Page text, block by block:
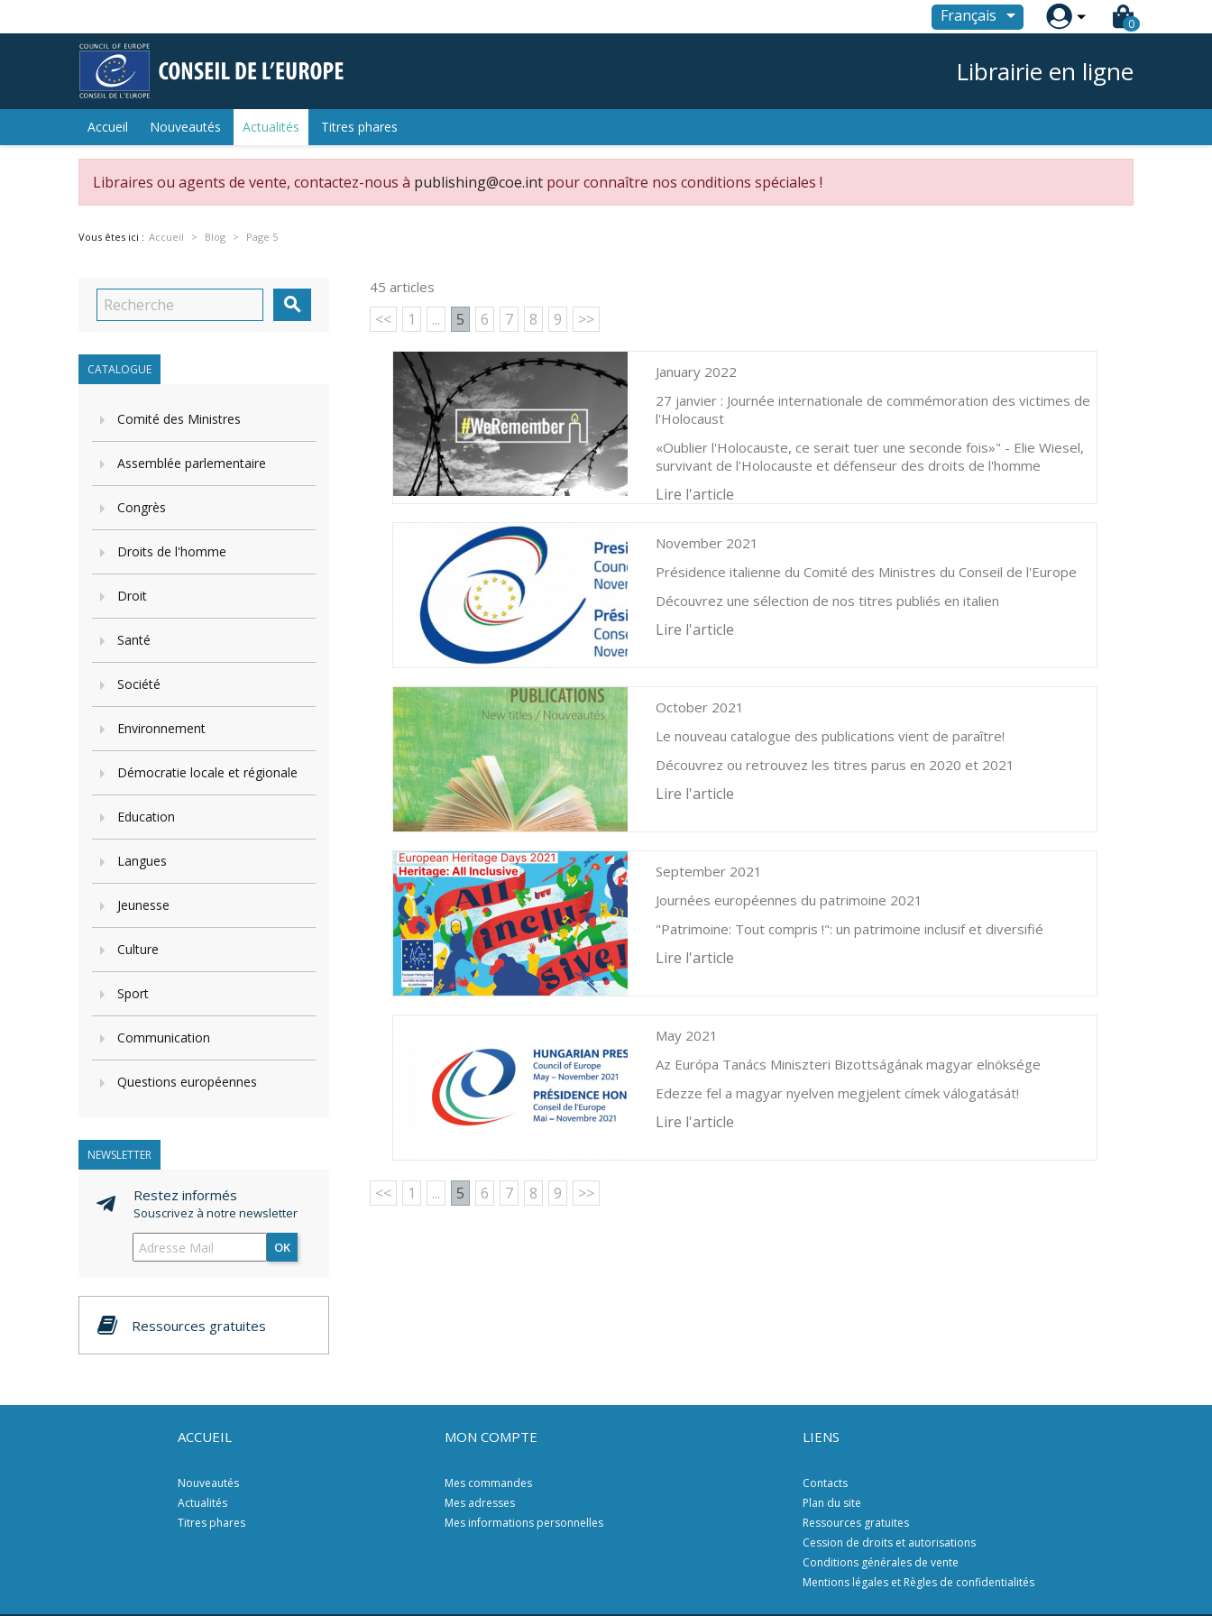
Français  0
Librairie en ligne
Accueil Nouveautés Actualités Titres phares
Libraires ou agents de vente, contactez-nous à publishing@coe.int pour connaître nos conditions spéciales !
Vous êtes ici : Accueil Blog Page 5

CATALOGUE
Comité des Ministres
Assemblée parlementaire
Congrès
Droits de l'homme
Droit
Santé
Société
Environnement
Démocratie locale et régionale
Education
Langues
Jeunesse
Culture
Sport
Communication
Questions européennes
NEWSLETTER
Restez informés
Souscrivez à notre newsletter
OK
Ressources gratuites
45 articles
<< 1 ... 5 6 7 8 9 >>
January 2022
27 janvier : Journée internationale de commémoration des victimes de
l'Holocaust
«Oublier l'Holocauste, ce serait tuer une seconde fois»" - Elie Wiesel,
survivant de l'Holocauste et défenseur des droits de l'homme
Lire l'article
November 2021
Présidence italienne du Comité des Ministres du Conseil de l'Europe
Découvrez une sélection de nos titres publiés en italien
Lire l'article
October 2021
Le nouveau catalogue des publications vient de paraître!
Découvrez ou retrouvez les titres parus en 2020 et 2021
Lire l'article
September 2021
Journées européennes du patrimoine 2021
"Patrimoine: Tout compris !": un patrimoine inclusif et diversifié
Lire l'article
May 2021
Az Európa Tanács Miniszteri Bizottságának magyar elnöksége
Edezze fel a magyar nyelven megjelent címek válogatását!
Lire l'article
<< 1 ... 5 6 7 8 9 >>
ACCUEIL
Nouveautés
Actualités
Titres phares
MON COMPTE
Mes commandes
Mes adresses
Mes informations personnelles
LIENS
Contacts
Plan du site
Ressources gratuites
Cession de droits et autorisations
Conditions générales de vente
Mentions légales et Règles de confidentialités